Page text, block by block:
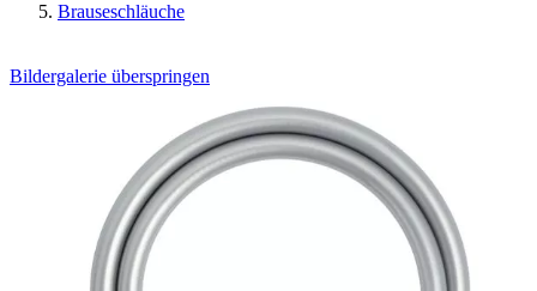
Brauseschläuche
Bildergalerie überspringen